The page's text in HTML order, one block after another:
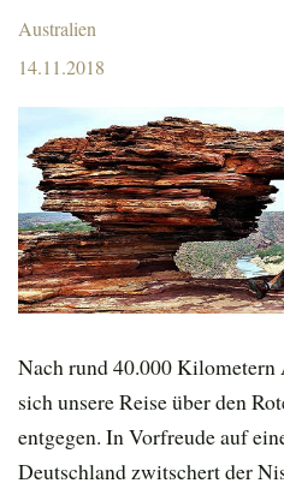
Australien
Posted
14.11.2018
Nach rund 40.000
sich unsere Reise über den
entgegen. In Vorfreude auf
Deutschland zwitschert der